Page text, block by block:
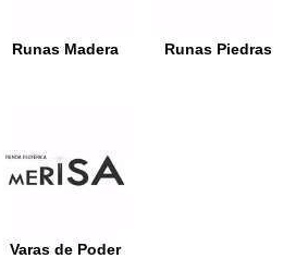
Runas Madera Runas Piedras
Varas de Poder